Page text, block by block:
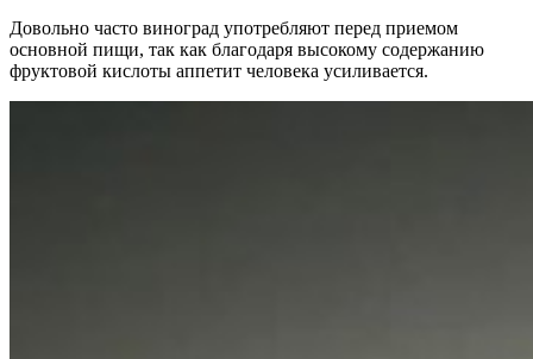
Довольно часто виноград употребляют перед приемом
основной пищи, так как благодаря высокому содержанию
фруктовой кислоты аппетит человека усиливается.